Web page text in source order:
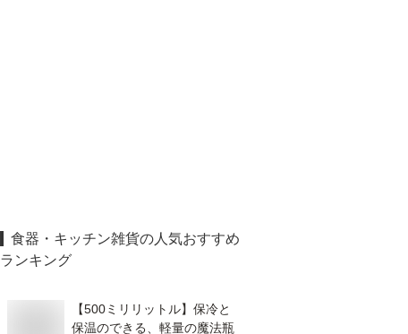
食器・キッチン雑貨の人気おすすめ
ランキング
【500ミリリットル】保冷と
保温のできる、軽量の魔法瓶